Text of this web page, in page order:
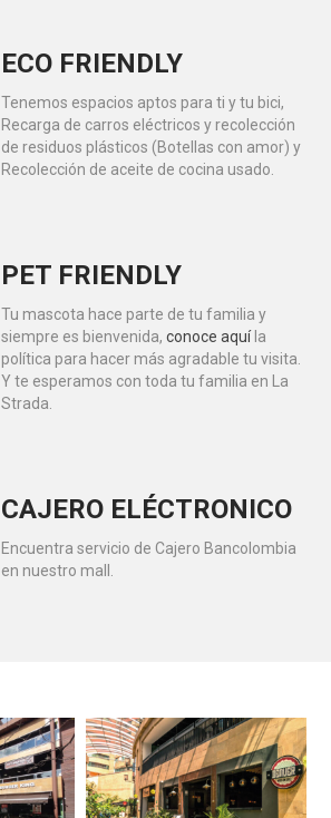
ECO FRIENDLY
Tenemos espacios aptos para ti y tu bici,
Recarga de carros eléctricos y recolección
de residuos plásticos (Botellas con amor) y
Recolección de aceite de cocina usado.
PET FRIENDLY
Tu mascota hace parte de tu familia y
siempre es bienvenida, conoce aquíla
política para hacer más agradable tu visita.
Y te esperamos con toda tu familia en La
Strada.
CAJERO ELÉCTRONICO
Encuentra servicio de Cajero Bancolombia
en nuestro mall.